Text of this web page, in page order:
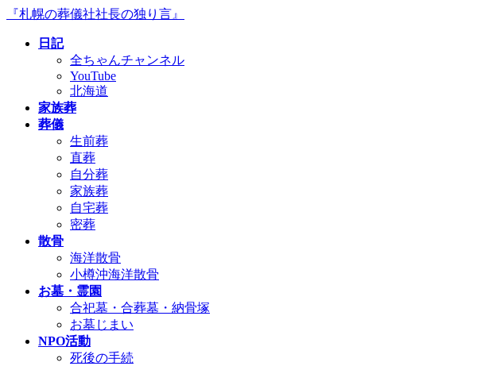
コ
ナ
『札幌の葬儀社社長の独り言』
日記
全ちゃんチャンネル
YouTube
北海道
家族葬
葬儀
生前葬
直葬
自分葬
家族葬
自宅葬
密葬
散骨
海洋散骨
小樽沖海洋散骨
お墓・霊園
合祀墓・合葬墓・納骨塚
お墓じまい
NPO活動
死後の手続